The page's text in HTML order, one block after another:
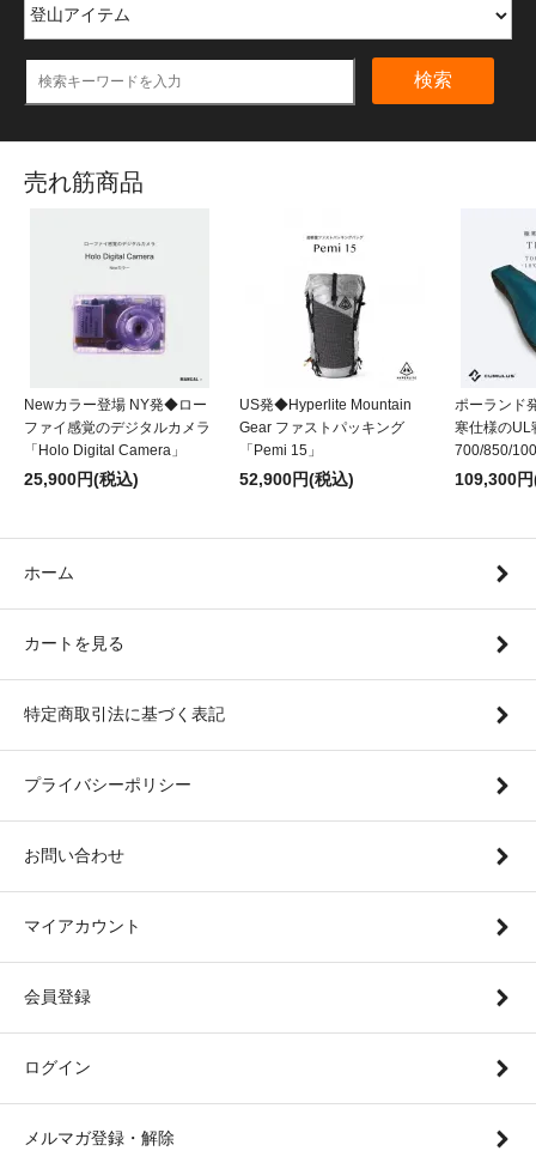
検索
売れ筋商品
Newカラー登場 NY発◆ロー
ファイ感覚のデジタルカメラ
「Holo Digital Camera」
25,900円(税込)
US発◆Hyperlite Mountain
Gear ファストパッキング
「Pemi 15」
52,900円(税込)
ポーランド
寒仕様のUL
700/850/
109,300
ホーム
カートを見る
特定商取引法に基づく表記
プライバシーポリシー
お問い合わせ
マイアカウント
会員登録
ログイン
メルマガ登録・解除